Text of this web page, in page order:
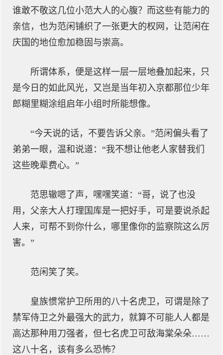
谁敢不敬这几位小范大人的心腹？而这些有能力的
亲信，也为范闲铺织了一张更大的权网，让范闲在
庆国的地位愈加稳固与崇高。
所谓体系，便是这样一层一层地叠加起来，只
是今日的如此风光，又岂是当年初入京都那位少年
郎糊里糊涂组启年小组时所能想像。
“今天说的话，不要告诉父亲。”范闲偏头看了
弟弟一眼，温和说道：“我不想让他老人家替我们
这些晚辈费心。”
范思辙嗯了声，嘿嘿笑道：“哥，说了也没
用，父亲大人打理国库是一把好手，可是要说杀起
人来，可帮不到你什么，哪里像你的监察院这么厉
害。”
范闲笑了笑。
皇族惯常护卫所用的八十名虎卫，可谓是除了
禁军侍卫之外最强大的武力，就算不可能人人都是
高达那种用刀强者，但七名虎卫可敌海棠朵朵……
这八十名，该有多么恐怖？